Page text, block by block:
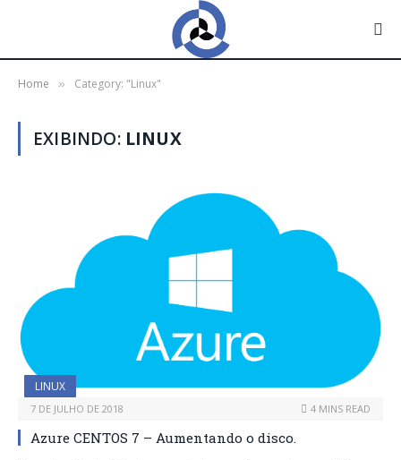
Home » Category: "Linux"
EXIBINDO: LINUX
LINUX
7 DE JULHO DE 2018 4 MINS READ
Azure CENTOS 7 – Aumentando o disco.